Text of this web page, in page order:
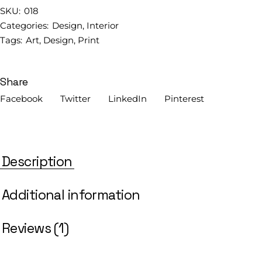
SKU: 018
Categories: Design, Interior
Tags: Art, Design, Print
Share
Facebook Twitter LinkedIn Pinterest
Description
Additional information
Reviews (1)